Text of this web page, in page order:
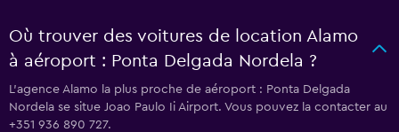
Où trouver des voitures de location Alamo
à aéroport : Ponta Delgada Nordela ?
L’agence Alamo la plus proche de aéroport : Ponta Delgada
Nordela se situe Joao Paulo Ii Airport. Vous pouvez la contacter au
+351 936 890 727.